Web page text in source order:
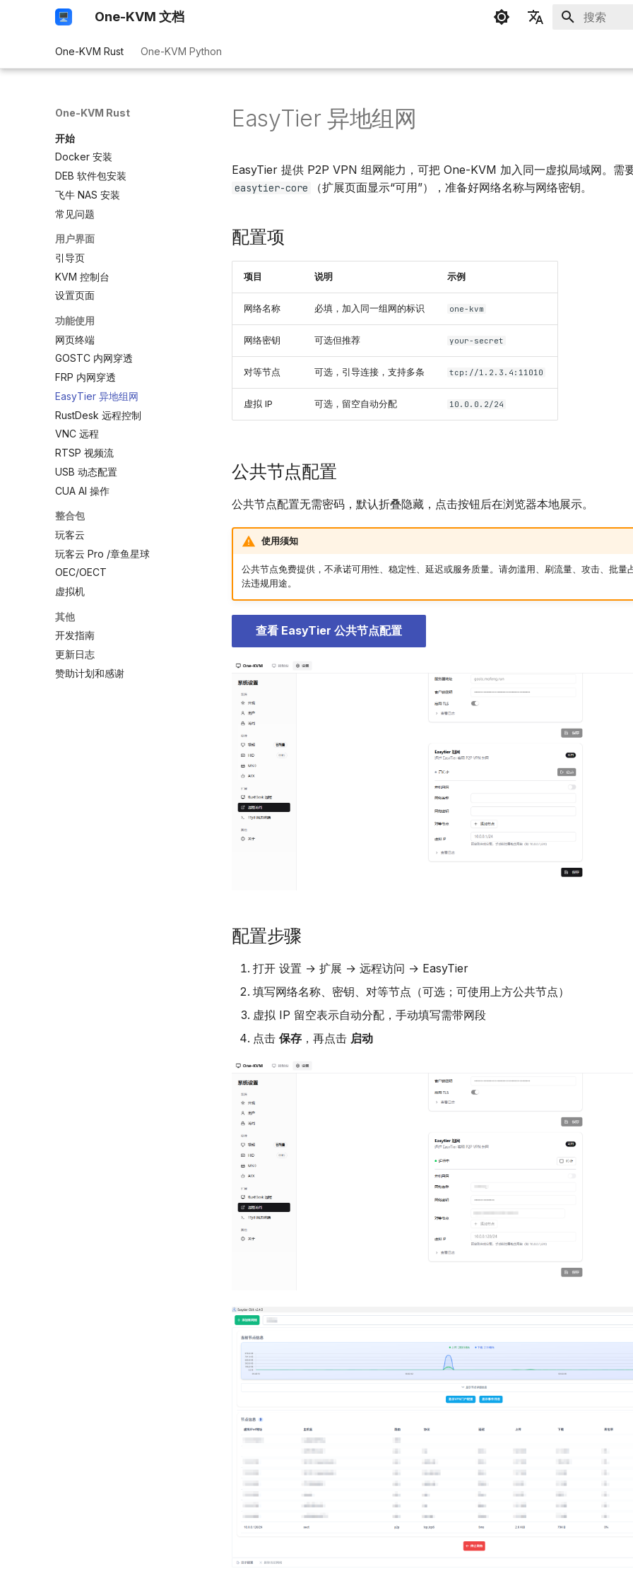
One-KVM 文档
One-KVM Rust One-KVM Python
One-KVM Rust
开始
Docker 安装
DEB 软件包安装
飞牛 NAS 安装
常见问题
用户界面
引导页
KVM 控制台
设置页面
功能使用
网页终端
GOSTC 内网穿透
FRP 内网穿透
EasyTier 异地组网
RustDesk 远程控制
VNC 远程
RTSP 视频流
USB 动态配置
CUA AI 操作
整合包
玩客云
玩客云 Pro /章鱼星球
OEC/OECT
虚拟机
其他
开发指南
更新日志
赞助计划和感谢
EasyTier 异地组网
EasyTier 提供 P2P VPN 组网能力，可把 One-KVM 加入同一虚拟局域网。需
easytier-core （扩展页面显示“可用”），准备好网络名称与网络密钥。
配置项
项目 说明 示例
网络名称 必填，加入同一组网的标识 one-kvm
网络密钥 可选但推荐 your-secret
对等节点 可选，引导连接，支持多条 tcp://1.2.3.4:11010
虚拟 IP 可选，留空自动分配 10.0.0.2/24
公共节点配置
公共节点配置无需密码，默认折叠隐藏，点击按钮后在浏览器本地展示。
使用须知
公共节点免费提供，不承诺可用性、稳定性、延迟或服务质量。请勿滥用、刷流量、攻击、批量
法违规用途。
查看 EasyTier 公共节点配置
配置步骤
打开 设置 → 扩展 → 远程访问 → EasyTier
填写网络名称、密钥、对等节点（可选；可使用上方公共节点）
虚拟 IP 留空表示自动分配，手动填写需带网段
点击 保存 ，再点击 启动